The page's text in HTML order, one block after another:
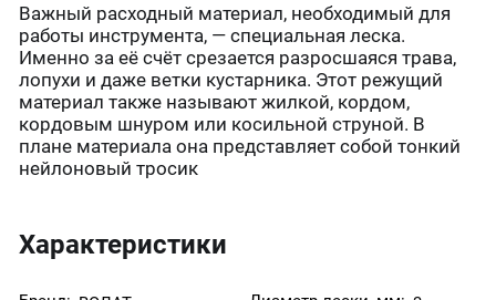
Важный расходный материал, необходимый для
работы инструмента, — специальная леска.
Именно за её счёт срезается разросшаяся трава,
лопухи и даже ветки кустарника. Этот режущий
материал также называют жилкой, кордом,
кордовым шнуром или косильной струной. В
плане материала она представляет собой тонкий
нейлоновый тросик
Характеристики